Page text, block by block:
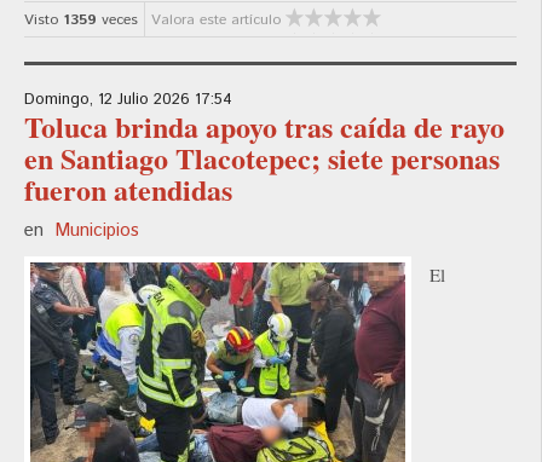
Visto 1359 veces Valora este artículo
Domingo, 12 Julio 2026 17:54
Toluca brinda apoyo tras caída de rayo
en Santiago Tlacotepec; siete personas
fueron atendidas
en Municipios
El